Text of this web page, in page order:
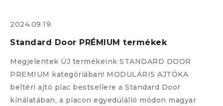
2024.09.19.
Standard Door PRÉMIUM termékek
Megjelentek ÚJ termékeink STANDARD DOOR
PREMIUM kategóriában! MODULÁRIS AJTÓKA
beltéri ajtó piac bestsellere a Standard Door
kínálatában, a piacon egyedülálló módon magyar